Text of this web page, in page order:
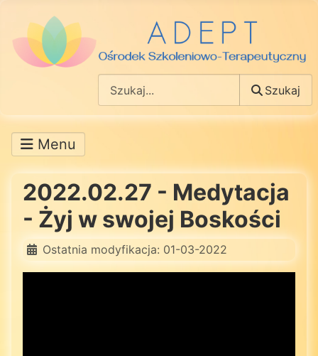
Szukaj
2022.02.27 - Medytacja
- Żyj w swojej Boskości
Ostatnia modyfikacja: 01-03-2022